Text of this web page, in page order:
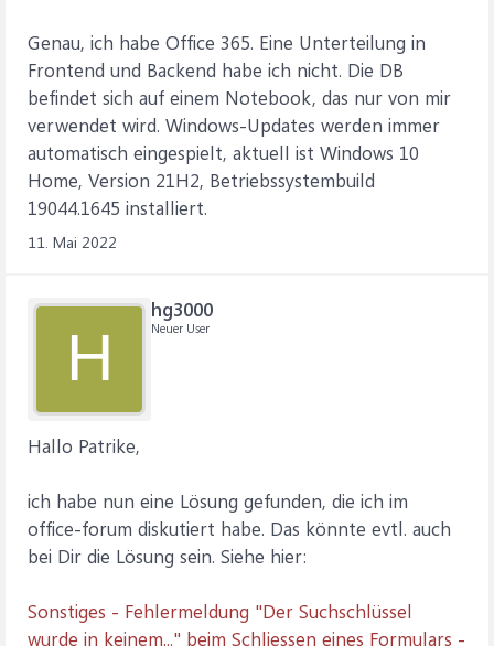
Genau, ich habe Office 365. Eine Unterteilung in
Frontend und Backend habe ich nicht. Die DB
befindet sich auf einem Notebook, das nur von mir
verwendet wird. Windows-Updates werden immer
automatisch eingespielt, aktuell ist Windows 10
Home, Version 21H2, Betriebssystembuild
19044.1645 installiert.
11. Mai 2022
H
hg3000
Neuer User
Hallo Patrike,
ich habe nun eine Lösung gefunden, die ich im
office-forum diskutiert habe. Das könnte evtl. auch
bei Dir die Lösung sein. Siehe hier:
Sonstiges - Fehlermeldung "Der Suchschlüssel
wurde in keinem..." beim Schliessen eines Formulars -